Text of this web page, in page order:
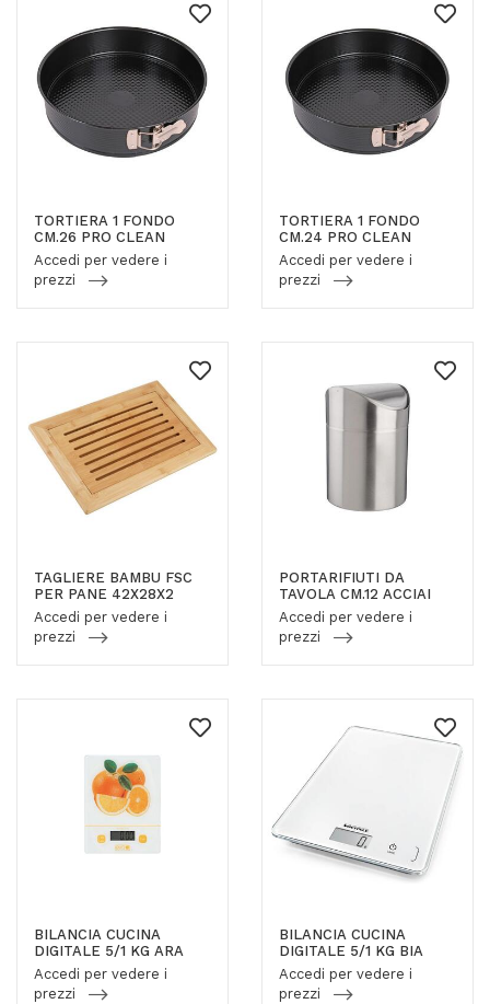
TORTIERA 1 FONDO
CM.26 PRO CLEAN
Accedi per vedere i
prezzi
TORTIERA 1 FONDO
CM.24 PRO CLEAN
Accedi per vedere i
prezzi
TAGLIERE BAMBU FSC
PER PANE 42X28X2
Accedi per vedere i
prezzi
PORTARIFIUTI DA
TAVOLA CM.12 ACCIAI
Accedi per vedere i
prezzi
BILANCIA CUCINA
DIGITALE 5/1 KG ARA
Accedi per vedere i
prezzi
BILANCIA CUCINA
DIGITALE 5/1 KG BIA
Accedi per vedere i
prezzi